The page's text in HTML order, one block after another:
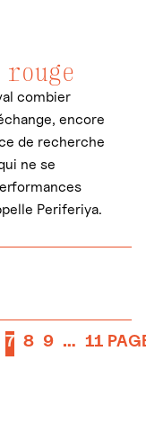
combier
encore
de recherche
ne se
Periferiya.
7 8 9 … 11